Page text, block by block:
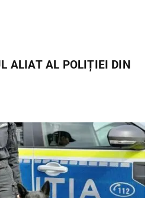
ALIAT AL POLIȚIEI DIN